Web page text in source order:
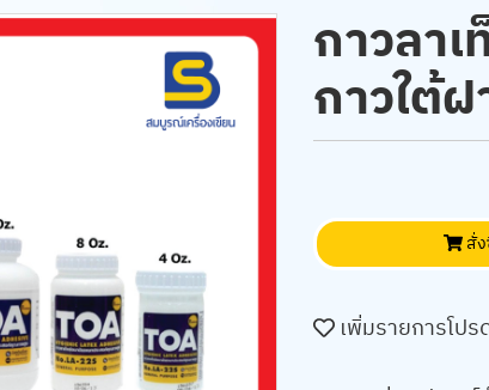
กาวลา
กาวใต้ฝ
สั่
เพิ่มรายการโปร